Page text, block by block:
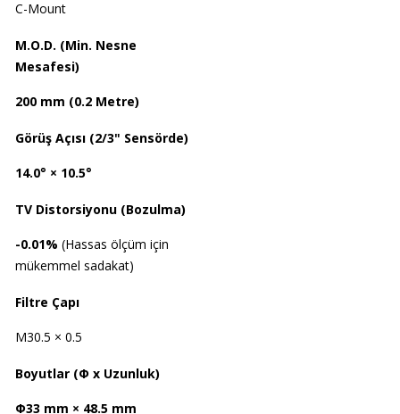
C-Mount
M.O.D. (Min. Nesne
Mesafesi)
200 mm (0.2 Metre)
Görüş Açısı (2/3" Sensörde)
14.0° × 10.5°
TV Distorsiyonu (Bozulma)
-0.01% (Hassas ölçüm için
mükemmel sadakat)
Filtre Çapı
M30.5 × 0.5
Boyutlar (Φ x Uzunluk)
Φ33 mm × 48.5 mm